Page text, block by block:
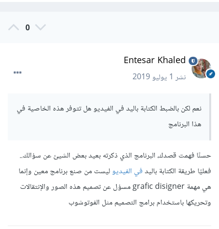
0
Entesar Khaled
نشر1 يوليو 2019
نعم لكن بالضبط الكتابة باليد في الفيديو هل تتوفر هذه الخاصية في
هذا البرنامج
حسنًا فهمت قصدك، البرنامج الذي ذكرته بعيد بعض الشيئ عن سؤالك..
فعليًا طريقة الكتابة باليدفي الفيديوليست من صنع برنامج معين وإنما
هي مهمة grafic disigner مسؤل عن تصميم هذه الصور والإنتقالات
وتحريكها باستخدام برامج التصميم مثل الفوتوشوب